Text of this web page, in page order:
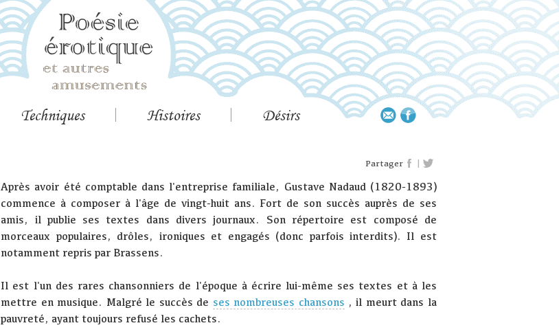
Techniques Histoires Désirs
Partager |
Après avoir été comptable dans l'entreprise familiale, Gustave Nadaud (1820-1893)
commence à composer à l'âge de vingt-huit ans. Fort de son succès auprès de ses
amis, il publie ses textes dans divers journaux. Son répertoire est composé de
morceaux populaires, drôles, ironiques et engagés (donc parfois interdits). Il est
notamment repris par Brassens.
Il est l'un des rares chansonniers de l'époque à écrire lui-même ses textes et à les
mettre en musique. Malgré le succès de ses nombreuses chansons , il meurt dans la
pauvreté, ayant toujours refusé les cachets.